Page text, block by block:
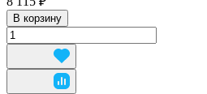
В корзину